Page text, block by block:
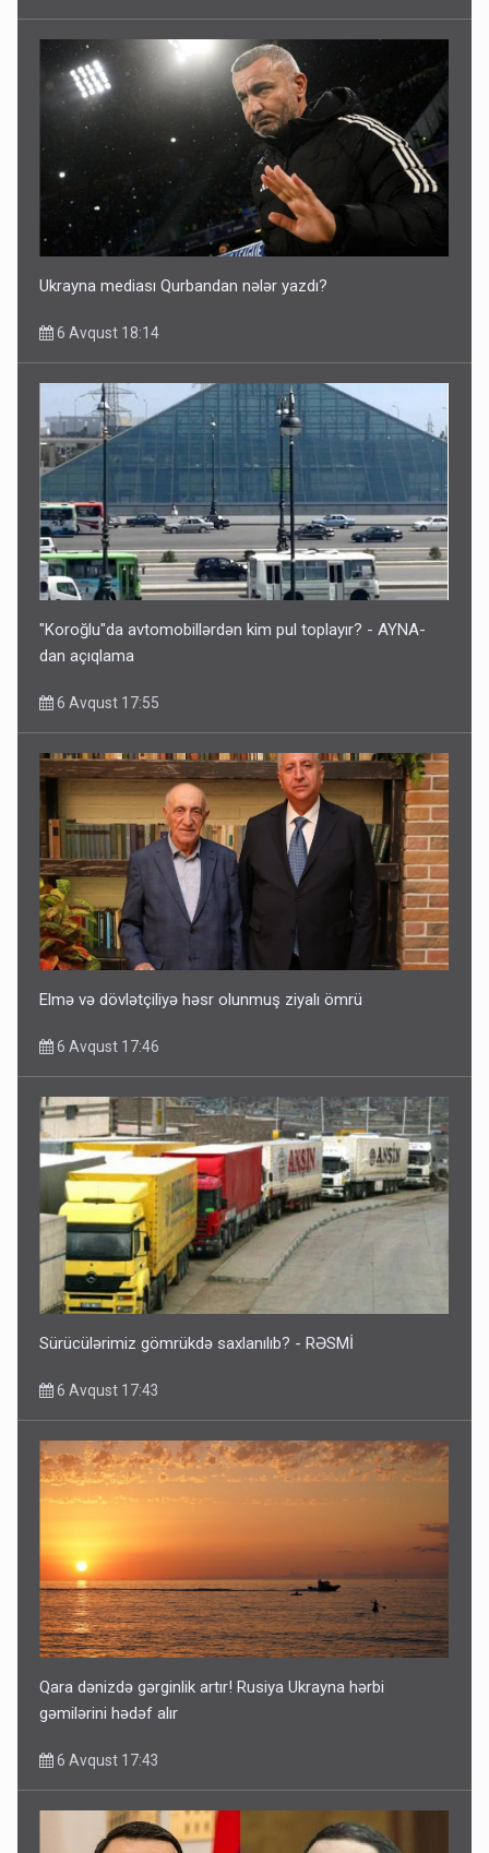
Ukrayna mediası Qurbandan nələr yazdı?
6 Avqust 18:14
"Koroğlu"da avtomobillərdən kim pul toplayır? - AYNA-
dan açıqlama
6 Avqust 17:55
Elmə və dövlətçiliyə həsr olunmuş ziyalı ömrü
6 Avqust 17:46
Sürücülərimiz gömrükdə saxlanılıb? - RƏSMİ
6 Avqust 17:43
Qara dənizdə gərginlik artır! Rusiya Ukrayna hərbi
gəmilərini hədəf alır
6 Avqust 17:43